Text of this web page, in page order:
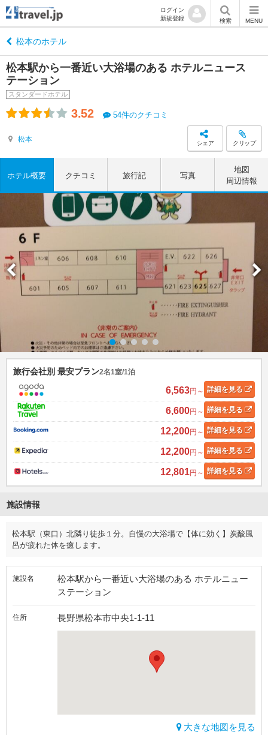
ログイン
新規登録
検索 MENU
松本のホテル
松本駅から一番近い大浴場のある ホテルニュース
テーション
スタンダードホテル
3.52 54件のクチコミ
松本 シェア クリップ
ホテル概要 クチコミ 旅行記 写真
地図
周辺情報
旅行会社別 最安プラン2名1室/1泊
6,563円～ 詳細を見る
6,600円～ 詳細を見る
12,200円～ 詳細を見る
12,200円～ 詳細を見る
12,801円～ 詳細を見る
施設情報
松本駅（東口）北隣り徒歩１分。自慢の大浴場で【体に効く】炭酸風
呂が疲れた体を癒します。
施設名
松本駅から一番近い大浴場のある ホテルニュー
ステーション
住所 長野県松本市中央1-1-11
大きな地図を見る